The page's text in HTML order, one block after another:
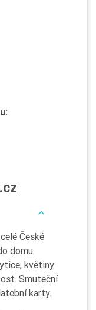
České
domu.
květiny
Smuteční
karty.